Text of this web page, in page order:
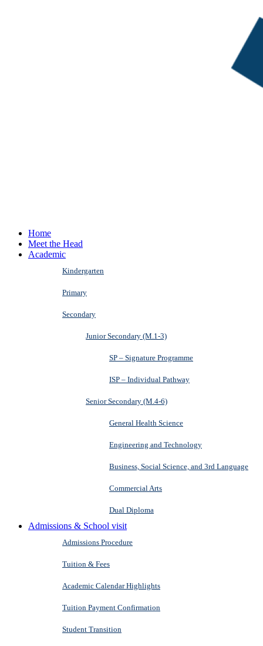
Home
Meet the Head
Academic
Kindergarten
Primary
Secondary
Junior Secondary (M.1-3)
SP – Signature Programme
ISP – Individual Pathway
Senior Secondary (M.4-6)
General Health Science
Engineering and Technology
Business, Social Science, and 3rd Language
Commercial Arts
Dual Diploma
Admissions & School visit
Admissions Procedure
Tuition & Fees
Academic Calendar Highlights
Tuition Payment Confirmation
Student Transition